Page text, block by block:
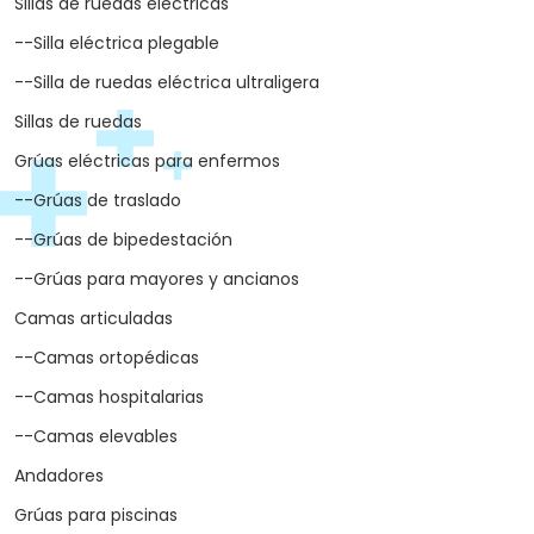
--Ortopedia de alquiler Córdoba
--Alquiler silla de ruedas Córdoba
--Alquiler cama articulada Córdoba
--Sillas de ruedas Córdoba
Novedades
Top Ventas productos
Ortopedia Seguridad Social
Repuestos de ortopedia
CATEGORÍAS DESTACADAS
Scooter para mayores
--Scooters desmontables
Sillas de ruedas eléctricas
--Silla eléctrica plegable